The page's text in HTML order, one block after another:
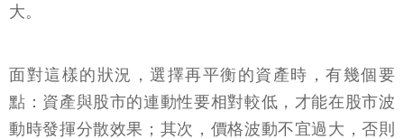
大。
面對這樣的狀況，選擇再平衡的資產時，有幾個要
點：資產與股市的連動性要相對較低，才能在股市波
動時發揮分散效果；其次，價格波動不宜過大，否則